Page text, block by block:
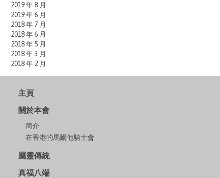
2019 年 8 月
2019 年 6 月
2018 年 7 月
2018 年 6 月
2018 年 5 月
2018 年 3 月
2018 年 2 月
主頁
關於本會
簡介
在香港的馬爾他騎士會
屬靈傳統
真福八端